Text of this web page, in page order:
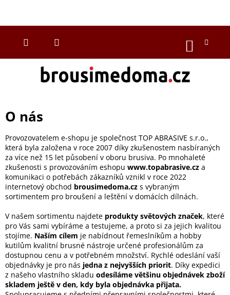
obsah
KOŠÍK
O nás
Provozovatelem e-shopu je společnost TOP ABRASIVE s.r.o.,
která byla založena v roce 2007 díky zkušenostem nasbíraných
za více než 15 let působení v oboru brusiva. Po mnohaleté
zkušenosti s provozováním eshopu www.topabrasive.cz a
komunikaci o potřebách zákazníků vznikl v roce 2022
internetový obchod brousimedoma.cz s vybraným
sortimentem pro broušení a leštění v domácích dílnách.
V našem sortimentu najdete produkty světových značek, které
pro Vás sami vybíráme a testujeme, a proto si za jejich kvalitou
stojíme. Naším cílem je nabídnout řemeslníkům a hobby
kutilům kvalitní brusné nástroje určené profesionálům za
dostupnou cenu a v potřebném množství. Rychlé odeslání vaší
objednávky je pro nás jedna z nejvyšších priorit. Díky expedici
z našeho vlastního skladu odesíláme většinu objednávek zboží
skladem ještě v den, kdy byla objednávka přijata.